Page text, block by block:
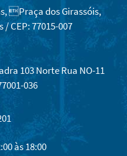
Praça dos Girassóis,
CEP: 77015-007
103 Norte Rua NO-11
036
às 18:00